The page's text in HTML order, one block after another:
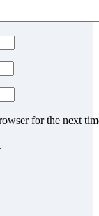
for the next